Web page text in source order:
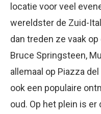
locatie voor veel
wereldster de Zuid-
dan treden ze vaak
Bruce Springsteen,
allemaal op Piazza
ook een populaire
oud. Op het plein is